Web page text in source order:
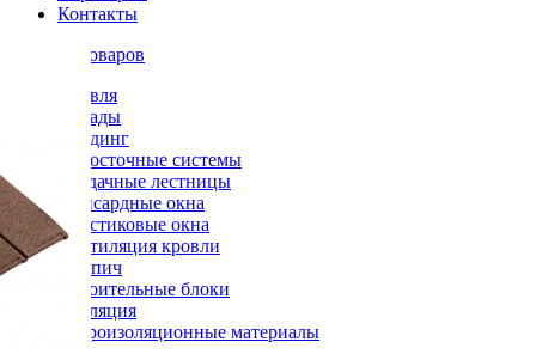
Контакты
Каталог товаров
Кровля
Фасады
Сайдинг
Водосточные системы
Чердачные лестницы
Мансардные окна
Пластиковые окна
Вентиляция кровли
Кирпич
Строительные блоки
Изоляция
Гидроизоляционные материалы